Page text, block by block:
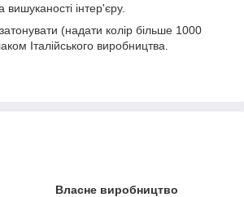
вишуканості інтер'єру.
(надати колір більше 1000
Італійського виробництва.
Власне виробництво